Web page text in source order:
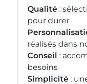
Qualité :
pour durer
réalisés dans
Conseil :
besoins
Simplicité :